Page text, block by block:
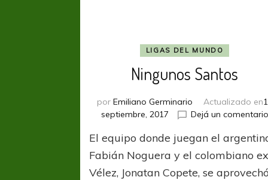
LIGAS DEL MUNDO
Ningunos Santos
por Emiliano Germinario Actualizado en
septiembre, 2017
Dejá un comentario
El equipo donde juegan el
Fabián Noguera y el colombiano ex
Vélez, Jonatan Copete, se